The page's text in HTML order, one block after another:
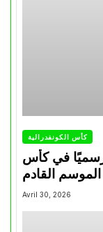
كأس الكونفدرالية
رسميًا في كأس
Avril 30, 2026